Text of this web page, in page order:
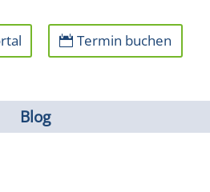
Termin buchen
Blog